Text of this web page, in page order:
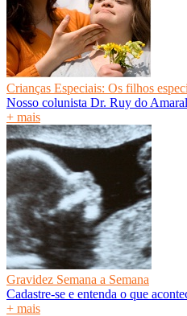
Crianças Especiais: Os filhos
Nosso colunista Dr. Ruy do
+ mais
Gravidez Semana a Semana
Cadastre-se e entenda o que
+ mais